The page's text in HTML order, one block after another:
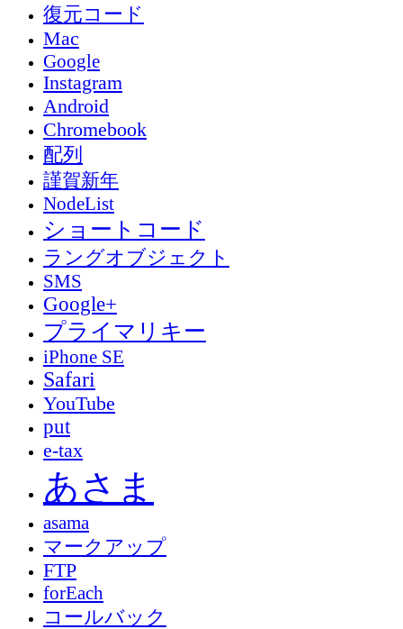
復元コード
Mac
Google
Instagram
Android
Chromebook
配列
謹賀新年
NodeList
ショートコード
ラングオブジェクト
SMS
Google+
プライマリキー
iPhone SE
Safari
YouTube
put
e-tax
あさま
asama
マークアップ
FTP
forEach
コールバック